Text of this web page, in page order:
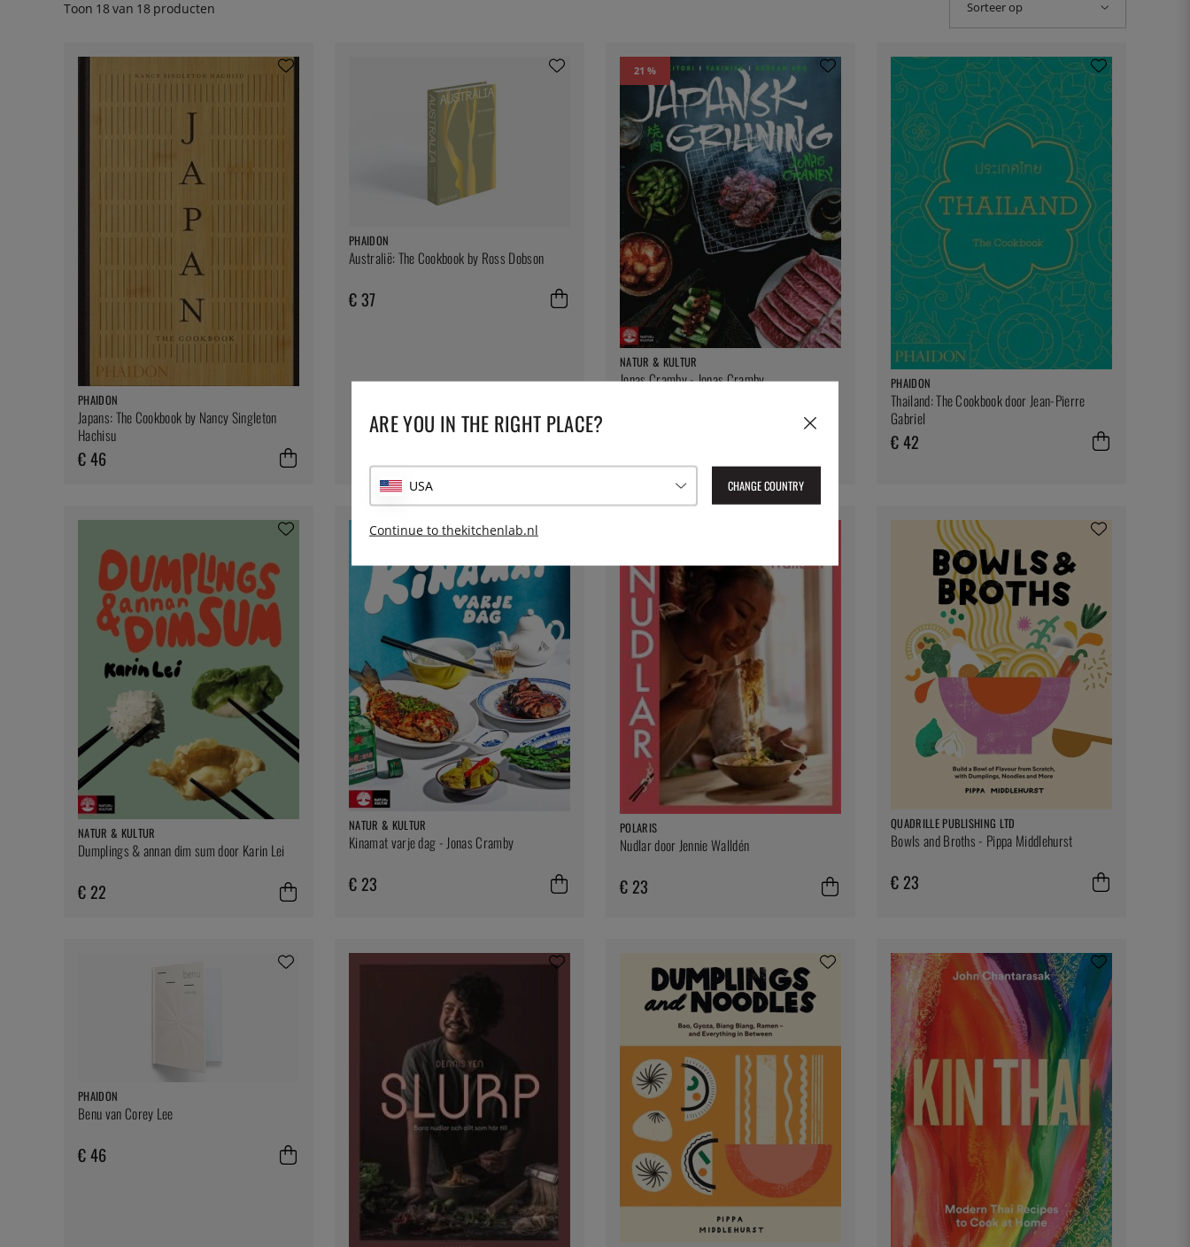
Toon 18van 18 producten Sorteer op
PHAIDON
Japans: The Cookbook by Nancy Singleton
Hachisu
€ 46
PHAIDON
Australië: The Cookbook by Ross Dobson
€ 37
21 %
NATUR & KULTUR
Jonas Cramby - Jonas Cramby PHAIDON
Thailand: The Cookbook door Jean-Pierre
Gabriel
€ 42
NATUR & KULTUR
Dumplings & annan dim sum door Karin Lei
€ 22
NATUR & KULTUR
Kinamat varje dag - Jonas Cramby
€ 23
POLARIS
Nudlar door Jennie Walldén
€ 23
QUADRILLE PUBLISHING LTD
Bowls and Broths - Pippa Middlehurst
€ 23
PHAIDON
Benu van Corey Lee
€ 46
ARE YOU IN THE RIGHT PLACE?
USA CHANGE COUNTRY
Continue to thekitchenlab.nl